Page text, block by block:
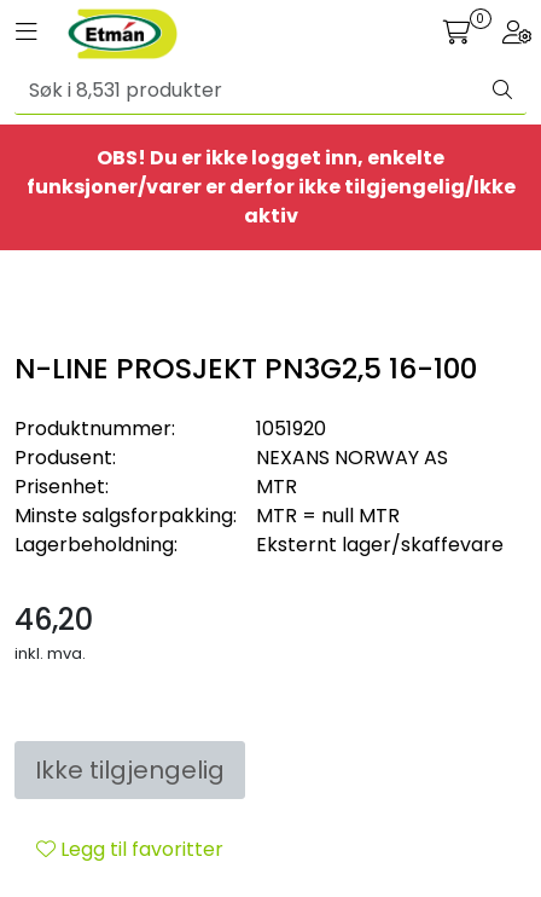
Skip to main content
Toggle navigation 0
OBS! Du er ikke logget inn, enkelte
funksjoner/varer er derfor ikke tilgjengelig/Ikke
aktiv
N-LINE PROSJEKT PN3G2,5 16-100
Produktnummer:
1051920
Produsent:
NEXANS NORWAY AS
Prisenhet:
MTR
Minste salgsforpakking:
MTR = null MTR
Lagerbeholdning:
Eksternt lager/skaffevare
46,20
inkl. mva.
Ikke tilgjengelig
Legg til favoritter
Alle produkter
BestSelgere
Provisorisk
Bolig
Belysning
Sikringsmateriell
Kabler
Outlet